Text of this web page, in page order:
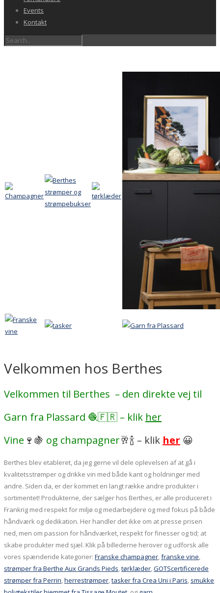
Events
Kontakt
Velkommen hos Berthes
Velkommen til Berthes – den direkte vej til
Garn fra Plassard 🧶🇫🇷 – klik her
Vine 🍷🍇 og champagner🥂🍾 – klik her 😀
Berthes blev etableret, da jeg gerne vil dele oplevelsen af at gå i
kvalitetsstrømper og drikke vin med både kant og holdninger med
andre. Siden da, er der kommet en langt række andre produkter i
sortimentet! Produkterne, der sælger hos Berthes, er alle produceret i
Frankrig med respekt for miljø og medarbejdere og med fokus på både
håndværk og dedikation. Her handler det ikke om at presse prisen
ned, men om passion for håndværket, respekt for finesser og tid; at
skabe produkter med sjæl. Klik på billederne herover og udforsk alle
vores spændende kategorier: Franske champagner,franske vine,
strømper fra Berthe Aux Grands Pieds,tørklæder,GOTScertificerede
strømper fra Perrin,herrestrømper,tasker fra Crea Uni i Paris, smukke